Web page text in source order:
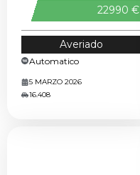
22990 €
Averiado
Automatico
5 MARZO 2026
16.408